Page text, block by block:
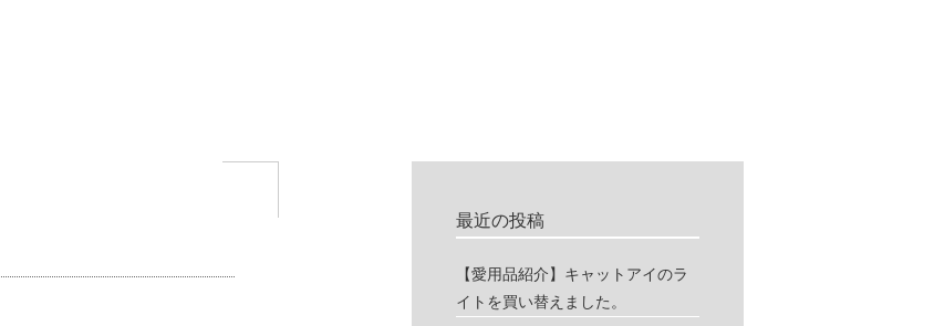
最近の投稿
【愛用品紹介】キャットアイのラ
イトを買い替えました。